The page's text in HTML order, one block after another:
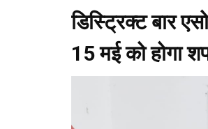
डिस्ट्रिक्ट बार
15 मई को होगा